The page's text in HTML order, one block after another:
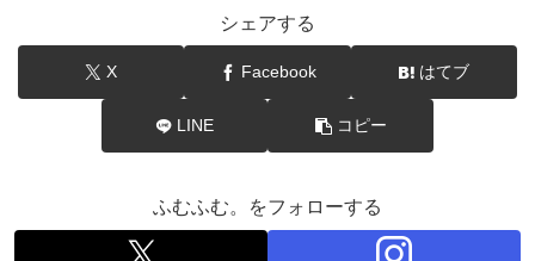
シェアする
X Facebook はてブ
LINE コピー
ふむふむ。をフォローする